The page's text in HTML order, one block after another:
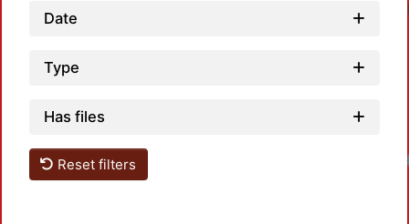
Date
Type
Has files
Reset filters